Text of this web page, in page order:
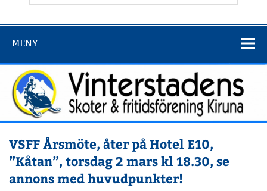
MENY
VSFF Årsmöte, åter på Hotel E10,
”Kåtan”, torsdag 2 mars kl 18.30, se
annons med huvudpunkter!